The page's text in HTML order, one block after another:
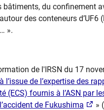
du confinement
des conteneurs d’UF6
».
de l'IRSN du 17
l’issue de l’expertise des
(ECS) fournis à l’ASN par
de Fukushima
»